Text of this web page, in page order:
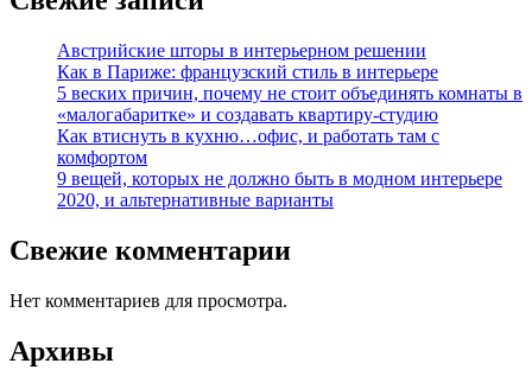
Австрийские шторы в интерьерном решении
Как в Париже: французский стиль в интерьере
5 веских причин, почему не стоит объединять комнаты в
«малогабаритке» и создавать квартиру-студию
Как втиснуть в кухню…офис, и работать там с
комфортом
9 вещей, которых не должно быть в модном интерьере
2020, и альтернативные варианты
Свежие комментарии
Нет комментариев для просмотра.
Архивы